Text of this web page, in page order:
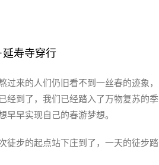
延寿寺穿行
来的人们仍旧看不到一丝春的迹象，
经到了，我们已经踏入了万物复苏的季
早实现自己的春游梦想。
徒步的起点站下庄到了，一天的徒步踏